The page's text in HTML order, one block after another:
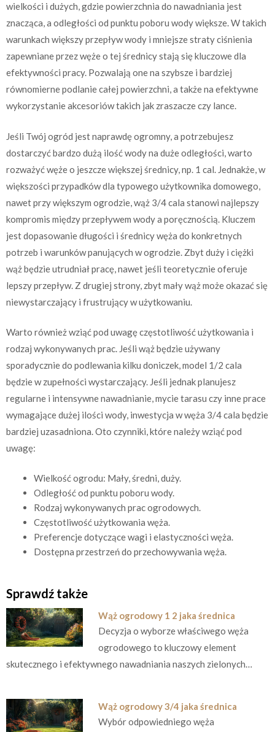
wielkości i dużych, gdzie powierzchnia do nawadniania jest
znacząca, a odległości od punktu poboru wody większe. W takich
warunkach większy przepływ wody i mniejsze straty ciśnienia
zapewniane przez węże o tej średnicy stają się kluczowe dla
efektywności pracy. Pozwalają one na szybsze i bardziej
równomierne podlanie całej powierzchni, a także na efektywne
wykorzystanie akcesoriów takich jak zraszacze czy lance.
Jeśli Twój ogród jest naprawdę ogromny, a potrzebujesz
dostarczyć bardzo dużą ilość wody na duże odległości, warto
rozważyć węże o jeszcze większej średnicy, np. 1 cal. Jednakże, w
większości przypadków dla typowego użytkownika domowego,
nawet przy większym ogrodzie, wąż 3/4 cala stanowi najlepszy
kompromis między przepływem wody a poręcznością. Kluczem
jest dopasowanie długości i średnicy węża do konkretnych
potrzeb i warunków panujących w ogrodzie. Zbyt duży i ciężki
wąż będzie utrudniał pracę, nawet jeśli teoretycznie oferuje
lepszy przepływ. Z drugiej strony, zbyt mały wąż może okazać się
niewystarczający i frustrujący w użytkowaniu.
Warto również wziąć pod uwagę częstotliwość użytkowania i
rodzaj wykonywanych prac. Jeśli wąż będzie używany
sporadycznie do podlewania kilku doniczek, model 1/2 cala
będzie w zupełności wystarczający. Jeśli jednak planujesz
regularne i intensywne nawadnianie, mycie tarasu czy inne prace
wymagające dużej ilości wody, inwestycja w węża 3/4 cala będzie
bardziej uzasadniona. Oto czynniki, które należy wziąć pod
uwagę:
Wielkość ogrodu: Mały, średni, duży.
Odległość od punktu poboru wody.
Rodzaj wykonywanych prac ogrodowych.
Częstotliwość użytkowania węża.
Preferencje dotyczące wagi i elastyczności węża.
Dostępna przestrzeń do przechowywania węża.
Sprawdź także
Wąż ogrodowy 1 2 jaka średnica
Decyzja o wyborze właściwego węża
ogrodowego to kluczowy element
skutecznego i efektywnego nawadniania naszych zielonych…
Wąż ogrodowy 3/4 jaka średnica
Wybór odpowiedniego węża